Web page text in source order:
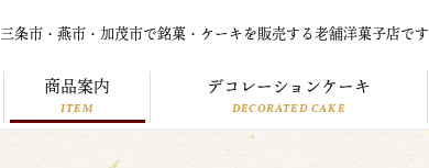
三条市・燕市・加茂市で銘菓・ケーキを販売する老舗洋菓子店です
商品案内
ITEM
デコレーションケーキ
DECORATED CAKE